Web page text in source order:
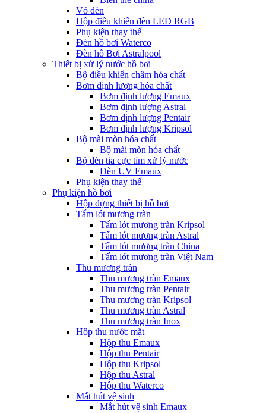
Vỏ đèn
Hộp điều khiển đèn LED RGB
Phụ kiện thay thế
Đèn hồ bơi Waterco
Đèn hồ Bơi Astralpool
Thiết bị xử lý nước hồ bơi
Bộ điều khiển châm hóa chất
Bơm định lượng hóa chất
Bơm định lượng Emaux
Bơm định lượng Astral
Bơm định lượng Pentair
Bơm định lượng Kripsol
Bộ mài mòn hóa chất
Bộ mài mòn hóa chất
Bộ đèn tia cực tím xử lý nước
Đèn UV Emaux
Phụ kiện thay thế
Phụ kiện hồ bơi
Hộp đựng thiết bị hồ bơi
Tấm lót mương tràn
Tấm lót mương tràn Kripsol
Tấm lót mương tràn Astral
Tấm lót mương tràn China
Tấm lót mương tràn Việt Nam
Thu mương tràn
Thu mương tràn Emaux
Thu mương tràn Pentair
Thu mương tràn Kripsol
Thu mương tràn Astral
Thu mương tràn Inox
Hôp thu nước mặt
Hộp thu Emaux
Hộp thu Pentair
Hộp thu Kripsol
Hộp thu Astral
Hộp thu Waterco
Mắt hút vệ sinh
Mắt hút vệ sinh Emaux